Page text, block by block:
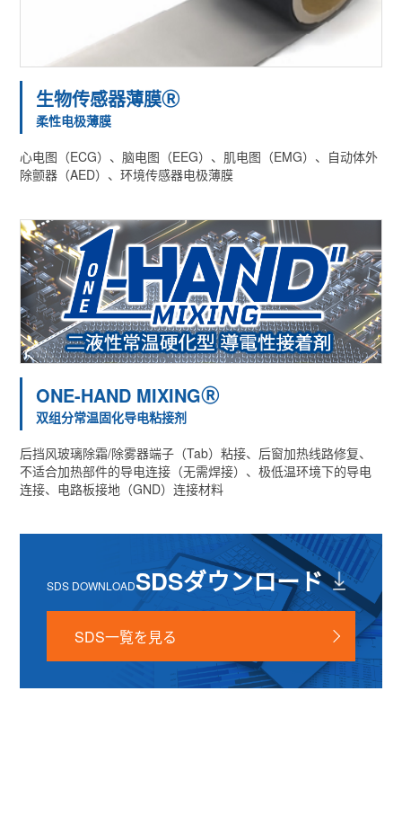
生物传感器薄膜Ⓡ
柔性电极薄膜
心电图（ECG）、脑电图（EEG）、肌电图（EMG）、自动体外
除颤器（AED）、环境传感器电极薄膜
ONE-HAND MIXINGⓇ
双组分常温固化导电粘接剂
后挡风玻璃除霜/除雾器端子（Tab）粘接、后窗加热线路修复、
不适合加热部件的导电连接（无需焊接）、极低温环境下的导电
连接、电路板接地（GND）连接材料
SDS DOWNLOADSDSダウンロード
SDS一覧を見る